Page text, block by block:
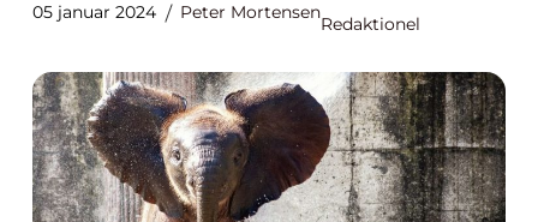
05 januar 2024 Peter Mortensen
Redaktionel